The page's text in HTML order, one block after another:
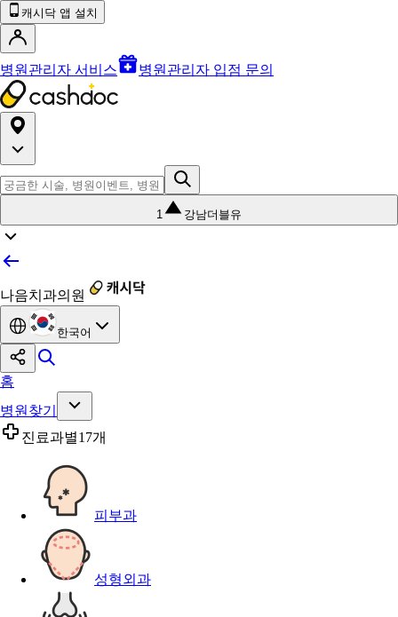
캐시닥 앱 설치
병원관리자 서비스 병원관리자 입점 문의
1 강남더블유
나음치과의원
한국어
홈
병원찾기
진료과별17개
피부과
성형외과